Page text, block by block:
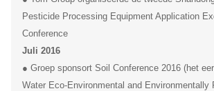
Pesticide Processing Equipment Application
Conference
Juli 2016
● Groep sponsort Soil Conference 2016 (het
Water Eco-Environmental and Environmentally